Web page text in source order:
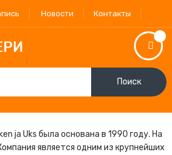
Новости Контакты
Поиск
ja Uks была основана в 1990 году. На
является одним из крупнейших